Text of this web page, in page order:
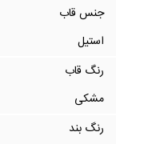
جنس قاب
استیل
رنگ قاب
مشکی
رنگ بند